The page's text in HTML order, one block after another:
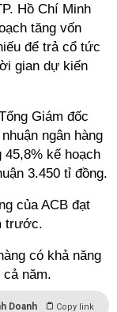
Hồ Chí Minh
tăng vốn
để trả cổ tức
gian dự kiến
Giám đốc
ngân hàng
kế hoạch
3.450 tỉ đồng.
của ACB đạt
trước.
có khả năng
năm.
Doanh Copy link